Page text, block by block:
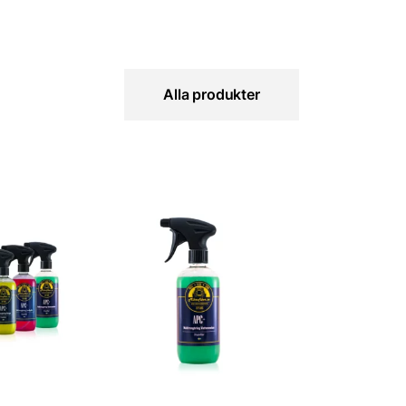
Alla produkter